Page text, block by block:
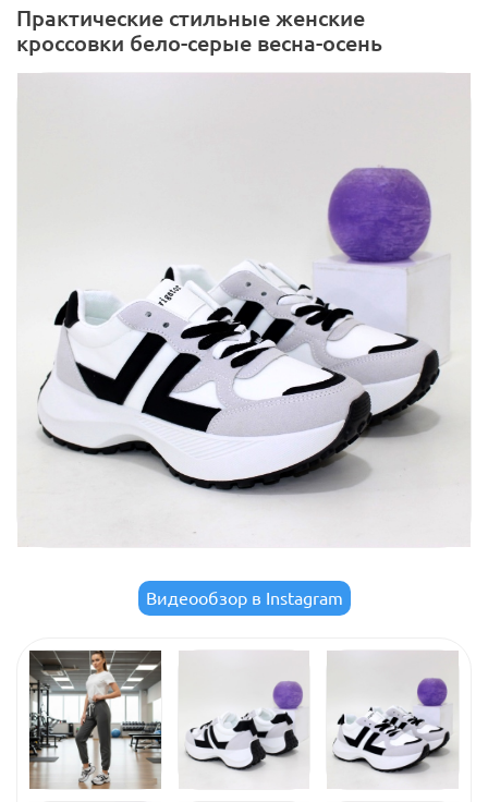
Практические стильные женские
кроссовки бело-серые весна-осень
Видеообзор в Instagram